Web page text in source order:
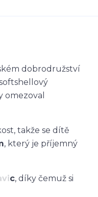
dobrodružství
omezoval
takže se dítě
, který je příjemný
, díky čemuž si